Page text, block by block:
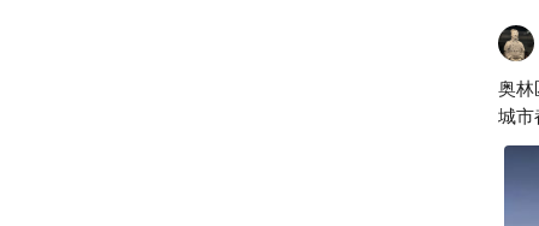
奥林
城市